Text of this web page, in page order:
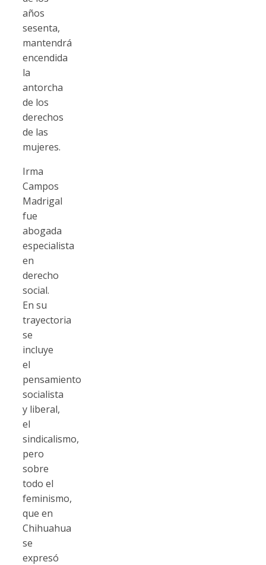
años
sesenta,
mantendrá
encendida
la
antorcha
de los
derechos
de las
mujeres.
Irma
Campos
Madrigal
fue
abogada
especialista
en
derecho
social.
En su
trayectoria
se
incluye
el
pensamiento
socialista
y liberal,
el
sindicalismo,
pero
sobre
todo el
feminismo,
que en
Chihuahua
se
expresó